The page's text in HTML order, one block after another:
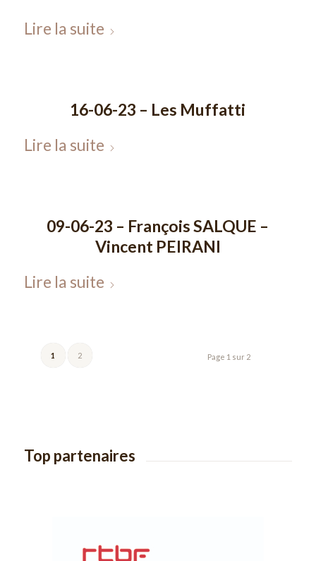
Lire la suite
16-06-23 – Les Muffatti
Lire la suite
09-06-23 – François SALQUE –
Vincent PEIRANI
Lire la suite
Page 1 sur 2
1 2
Top partenaires